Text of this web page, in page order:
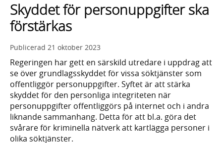
lista
med
sökförslag
Skyddet för personuppgifter ska
förstärkas
Publicerad 21 oktober 2023
Regeringen har gett en särskild utredare i uppdrag att
se över grundlagsskyddet för vissa söktjänster som
offentliggör personuppgifter. Syftet är att stärka
skyddet för den personliga integriteten när
personuppgifter offentliggörs på internet och i andra
liknande sammanhang. Detta för att bl.a. göra det
svårare för kriminella nätverk att kartlägga personer i
olika söktjänster.